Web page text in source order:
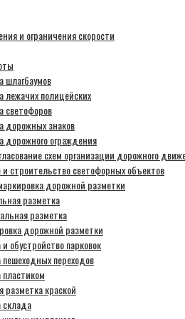
и ограничения скорости
шлагбаумов
лежачих полицейских
светофоров
дорожных знаков
дорожного ограждения
схем организации дорожного
строительство светофорных объектов
дорожной разметки
разметка
разметка
дорожной разметки
обустройство парковок
пешеходных переходов
разметка краской
склада